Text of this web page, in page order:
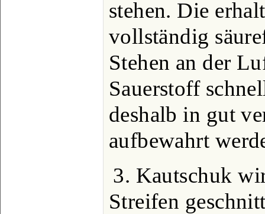
stehen. Die
vollständig
Stehen an der
Sauerstoff
deshalb in gut
aufbewahrt
3. Kautschuk
Streifen